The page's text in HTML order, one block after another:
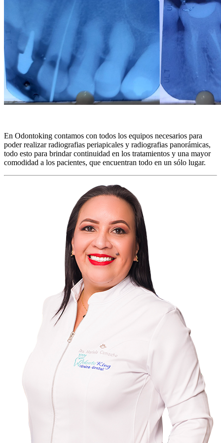
En Odontoking contamos con todos los equipos necesarios para
poder realizar radiografias periapicales y radiografias panorámicas,
todo esto para brindar continuidad en los tratamientos y una mayor
comodidad a los pacientes, que encuentran todo en un sólo lugar.